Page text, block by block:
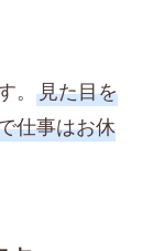
見た目を
仕事はお休